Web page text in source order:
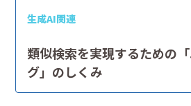
生成AI関連
類似検索を実現するための
グ」のしくみ